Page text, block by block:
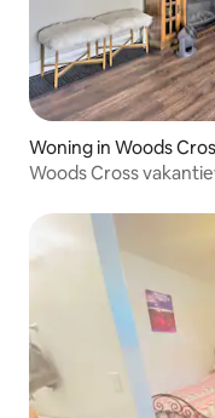
Woning in Woods
Woods Cross